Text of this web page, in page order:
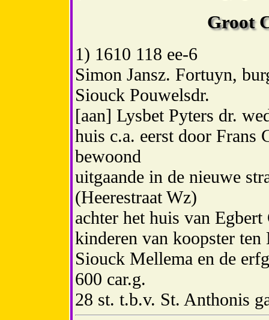
Groot
1) 1610 118 ee-6
Simon Jansz. Fortuyn,
Siouck Pouwelsdr.
[aan] Lysbet Pyters dr.
huis c.a. eerst door Frans
bewoond
uitgaande in de nieuwe
(Heerestraat Wz)
achter het huis van Egbert
kinderen van koopster ten
Siouck Mellema en de
600 car.g.
28 st. t.b.v. St. Anthonis